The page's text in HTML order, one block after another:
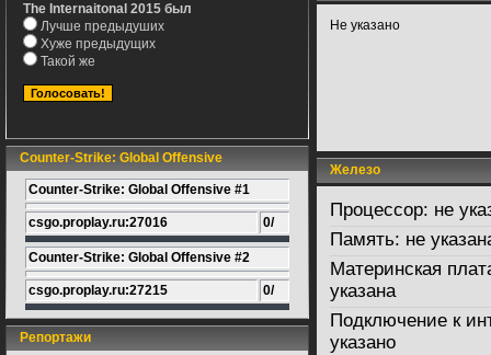
The Internaitonal 2015 был
Лучше предыдуших
Хуже предыдущих
Такой же
Counter-Strike: Global Offensive
Counter-Strike: Global Offensive #1
csgo.proplay.ru:27016 0/
Counter-Strike: Global Offensive #2
csgo.proplay.ru:27215 0/
Репортажи
Не указано
Железо
Процессор: не
Память: не
Материнская
указана
Подключение к
указано